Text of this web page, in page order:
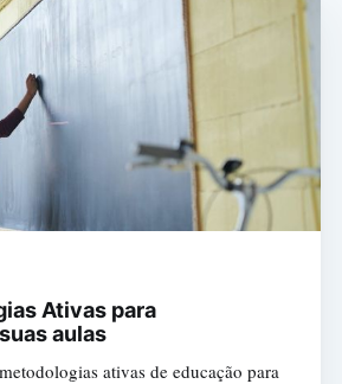
Ativas para
aulas
ativas de educação para